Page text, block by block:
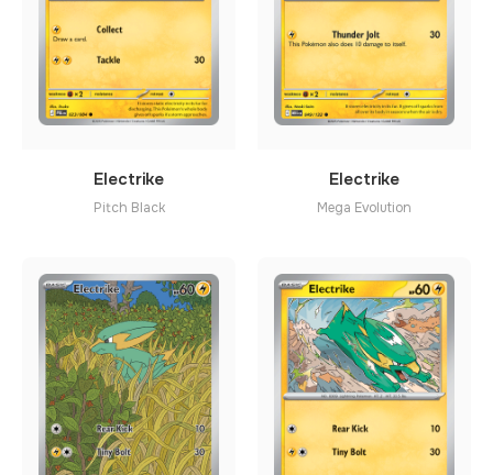
Electrike
Pitch Black
Electrike
Mega Evolution